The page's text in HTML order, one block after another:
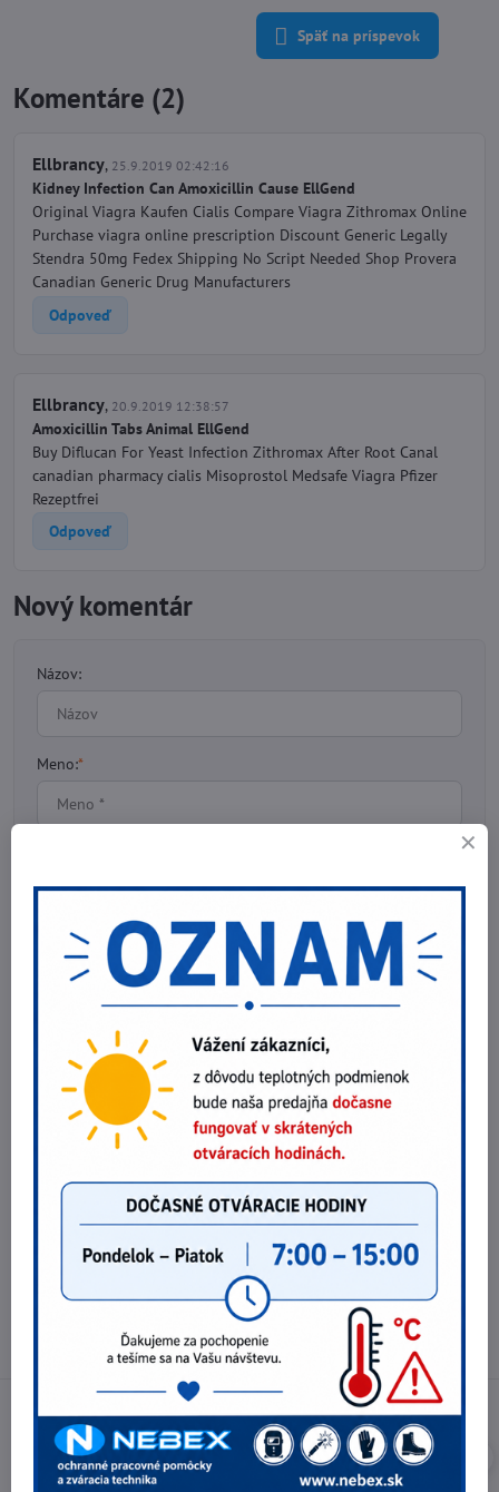
Späť na príspevok
Komentáre (2)
Ellbrancy, 25.9.2019 02:42:16
Kidney Infection Can Amoxicillin Cause EllGend
Original Viagra Kaufen Cialis Compare Viagra Zithromax Online
Purchase viagra online prescription Discount Generic Legally
Stendra 50mg Fedex Shipping No Script Needed Shop Provera
Canadian Generic Drug Manufacturers
Odpoveď
Ellbrancy, 20.9.2019 12:38:57
Amoxicillin Tabs Animal EllGend
Buy Diflucan For Yeast Infection Zithromax After Root Canal
canadian pharmacy cialis Misoprostol Medsafe Viagra Pfizer
Rezeptfrei
Odpoveď
Nový komentár
Názov:
Meno:*
Potrebujete poradiť?
0903 40 80 66 / 0907 62 44 82
E-mail
info@nebex.sk
Pondelok - Piatok 8:00 - 16:00 hod.
(obed 11:30 - 12:30 hod.)